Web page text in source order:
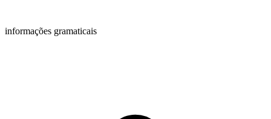
informações gramaticais